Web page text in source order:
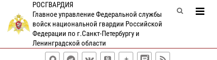
РОСГВАРДИЯ
Главное управление Федеральной службы
войск национальной гвардии Российской
Федерации по г.Санкт-Петербургу и
Ленинградской области